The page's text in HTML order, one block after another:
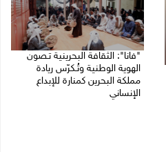
"فانا": الثقافة البحرينية تـصون
الهوية الوطنية وتُـكرّس ريادة
مملكة البحرين كمنارة للإبداع
الإنساني